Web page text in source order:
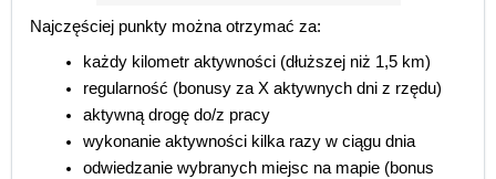
Najczęściej punkty można otrzymać za:
każdy kilometr aktywności (dłuższej niż 1,5 km)
regularność (bonusy za X aktywnych dni z rzędu)
aktywną drogę do/z pracy
wykonanie aktywności kilka razy w ciągu dnia
odwiedzanie wybranych miejsc na mapie (bonus